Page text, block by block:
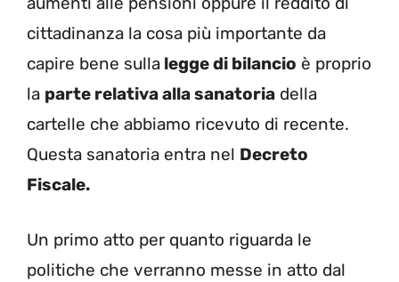
cittadinanza la cosa più importante da
capire bene sulla legge di bilancio è proprio
la parte relativa alla sanatoria della
cartelle che abbiamo ricevuto di recente.
Questa sanatoria entra nel Decreto
Fiscale.
Un primo atto per quanto riguarda le
politiche che verranno messe in atto dal